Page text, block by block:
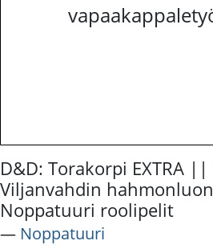
D&D: Torakorpi EXTRA
Viljanvahdin
Noppatuuri roolipelit
― Noppatuuri